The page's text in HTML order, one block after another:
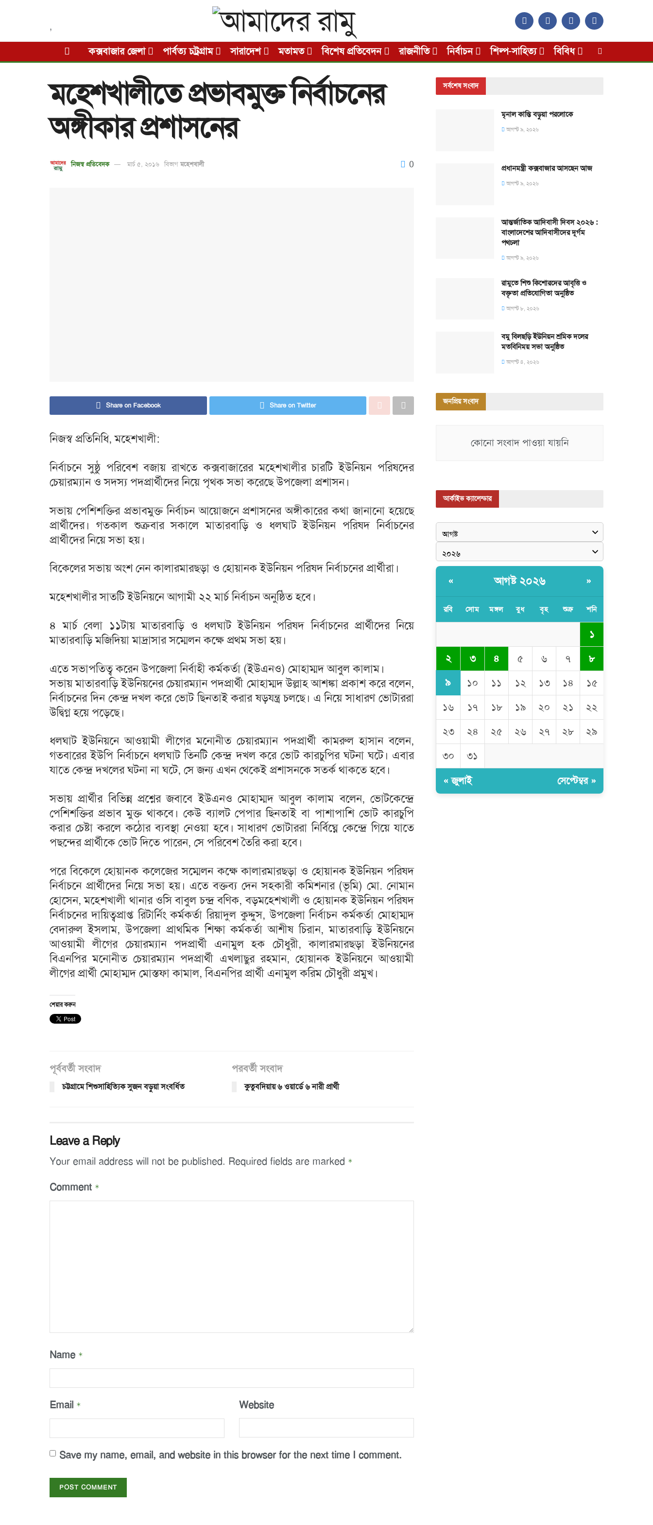
,
কক্সবাজার জেলা পার্বত্য চট্রগ্রাম সারাদেশ মতামত বিশেষ প্রতিবেদন রাজনীতি নির্বাচন শিল্প-সাহিত্য বিবিধ
মহেশখালীতে প্রভাবমুক্ত নির্বাচনের
অঙ্গীকার প্রশাসনের
নিজস্ব প্রতিবেদক মার্চ ৫, ২০১৬ বিভাগ মহেশখালী 0
Share on Facebook Share on Twitter
নিজস্ব প্রতিনিধি, মহেশখালী:
নির্বাচনে সুষ্ঠু পরিবেশ বজায় রাখতে কক্সবাজারের মহেশখালীর চারটি ইউনিয়ন পরিষদের
চেয়ারম্যান ও সদস্য পদপ্রার্থীদের নিয়ে পৃথক সভা করেছে উপজেলা প্রশাসন।
সভায় পেশিশক্তির প্রভাবমুক্ত নির্বাচন আয়োজনে প্রশাসনের অঙ্গীকারের কথা জানানো হয়েছে
প্রার্থীদের। গতকাল শুক্রবার সকালে মাতারবাড়ি ও ধলঘাট ইউনিয়ন পরিষদ নির্বাচনের
প্রার্থীদের নিয়ে সভা হয়।
বিকেলের সভায় অংশ নেন কালারমারছড়া ও হোয়ানক ইউনিয়ন পরিষদ নির্বাচনের প্রার্থীরা।
মহেশখালীর সাতটি ইউনিয়নে আগামী ২২ মার্চ নির্বাচন অনুষ্ঠিত হবে।
৪ মার্চ বেলা ১১টায় মাতারবাড়ি ও ধলঘাট ইউনিয়ন পরিষদ নির্বাচনের প্রার্থীদের নিয়ে
মাতারবাড়ি মজিদিয়া মাদ্রাসার সম্মেলন কক্ষে প্রথম সভা হয়।
এতে সভাপতিত্ব করেন উপজেলা নির্বাহী কর্মকর্তা (ইউএনও) মোহাম্মদ আবুল কালাম।
সভায় মাতারবাড়ি ইউনিয়নের চেয়ারম্যান পদপ্রার্থী মোহাম্মদ উল্লাহ আশঙ্কা প্রকাশ করে বলেন,
নির্বাচনের দিন কেন্দ্র দখল করে ভোট ছিনতাই করার ষড়যন্ত্র চলছে। এ নিয়ে সাধারণ ভোটাররা
উদ্বিগ্ন হয়ে পড়েছে।
ধলঘাট ইউনিয়নে আওয়ামী লীগের মনোনীত চেয়ারম্যান পদপ্রার্থী কামরুল হাসান বলেন,
গতবারের ইউপি নির্বাচনে ধলঘাট তিনটি কেন্দ্র দখল করে ভোট কারচুপির ঘটনা ঘটে। এবার
যাতে কেন্দ্র দখলের ঘটনা না ঘটে, সে জন্য এখন থেকেই প্রশাসনকে সতর্ক থাকতে হবে।
সভায় প্রার্থীর বিভিন্ন প্রশ্নের জবাবে ইউএনও মোহাম্মদ আবুল কালাম বলেন, ভোটকেন্দ্রে
পেশিশক্তির প্রভাব মুক্ত থাকবে। কেউ ব্যালট পেপার ছিনতাই বা পাশাপাশি ভোট কারচুপি
করার চেষ্টা করলে কঠোর ব্যবস্থা নেওয়া হবে। সাধারণ ভোটাররা নির্বিঘ্নে কেন্দ্রে গিয়ে যাতে
পছন্দের প্রার্থীকে ভোট দিতে পারেন, সে পরিবেশ তৈরি করা হবে।
পরে বিকেলে হোয়ানক কলেজের সম্মেলন কক্ষে কালারমারছড়া ও হোয়ানক ইউনিয়ন পরিষদ
নির্বাচনে প্রার্থীদের নিয়ে সভা হয়। এতে বক্তব্য দেন সহকারী কমিশনার (ভূমি) মো. নোমান
হোসেন, মহেশখালী থানার ওসি বাবুল চন্দ্র বণিক, বড়মহেশখালী ও হোয়ানক ইউনিয়ন পরিষদ
নির্বাচনের দায়িত্বপ্রাপ্ত রিটার্নিং কর্মকর্তা রিয়াদুল কুদ্দুস, উপজেলা নির্বাচন কর্মকর্তা মোহাম্মদ
বেদারুল ইসলাম, উপজেলা প্রাথমিক শিক্ষা কর্মকর্তা আশীষ চিরান, মাতারবাড়ি ইউনিয়নে
আওয়ামী লীগের চেয়ারম্যান পদপ্রার্থী এনামুল হক চৌধুরী, কালারমারছড়া ইউনিয়নের
বিএনপির মনোনীত চেয়ারম্যান পদপ্রার্থী এখলাছুর রহমান, হোয়ানক ইউনিয়নে আওয়ামী
লীগের প্রার্থী মোহাম্মদ মোস্তফা কামাল, বিএনপির প্রার্থী এনামুল করিম চৌধুরী প্রমুখ।
শেয়ার করুন
পূর্ববর্তী সংবাদ
চট্টগ্রামে শিশুসাহিত্যিক সুজন বড়ুয়া সংবর্ধিত
পরবর্তী সংবাদ
কুতুবদিয়ায় ৬ ওয়ার্ডে ৬ নারী প্রার্থী
Leave a Reply
Your email address will not be published. Required fields are marked *
Comment *
Name *
Email * Website
Save my name, email, and website in this browser for the next time I comment.
সর্বশেষ সংবাদ
মৃনাল কান্তি বড়ুয়া পরলোকে
আগস্ট ৯, ২০২৬
প্রধানমন্ত্রী কক্সবাজার আসছেন আজ
আগস্ট ৯, ২০২৬
আন্তর্জাতিক আদিবাসী দিবস ২০২৬ :
বাংলাদেশের আদিবাসীদের দূর্গম
পথচলা
আগস্ট ৯, ২০২৬
রামুতে শিশু কিশোরদের আবৃত্তি ও
বক্তৃতা প্রতিযোগিতা অনুষ্ঠিত
আগস্ট ৮, ২০২৬
বমু বিলছড়ি ইউনিয়ন শ্রমিক দলের
মতবিনিময় সভা অনুষ্ঠিত
আগস্ট ৪, ২০২৬
জনপ্রিয় সংবাদ
কোনো সংবাদ পাওয়া যায়নি
আর্কাইভ ক্যালেন্ডার
« আগষ্ট ২০২৬ »
রবি সোম মঙ্গল বুধ বৃহ শুক্র শনি
১
২
৩ ৪ ৫ ৬ ৭
৮
৯
১০ ১১ ১২ ১৩ ১৪
১৫
১৬
১৭ ১৮ ১৯ ২০ ২১
২২
২৩
২৪ ২৫ ২৬ ২৭ ২৮
২৯
৩০
৩১
« জুলাই সেপ্টেম্বর »